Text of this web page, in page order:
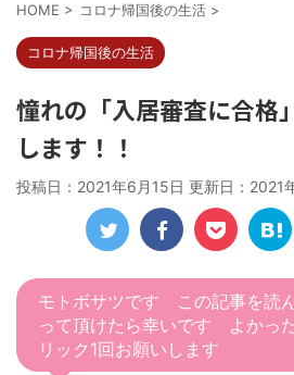
HOME > コロナ帰国後の生活 >
コロナ帰国後の生活
憧れの「入居審査に合格
します！！
投稿日：2021年6月15日 更新日： 2021
モトボサツです この記事を読
って頂けたら幸いです よかっ
リック1回お願いします